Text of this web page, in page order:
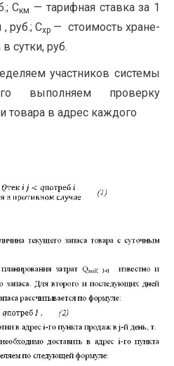
Скм — тарифная ставка за 1
, руб.; Схр — стоимость хране­
сутки, руб.
участников системы
выполняем про­верку
товара в адрес каждого